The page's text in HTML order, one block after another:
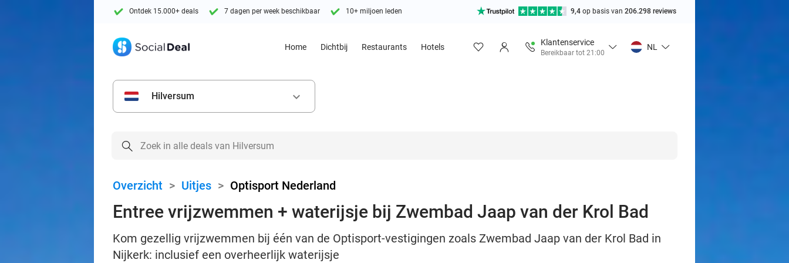
Ontdek 15.000+ deals 7 dagen per week beschikbaar 10+ miljoen leden 9,4 op basis van 206.298 reviews
Home Dichtbij Restaurants Hotels
Klantenservice
Bereikbaar tot 21:00
NL
Hilversum keyboard_arrow_down
Overzicht > Uitjes > Optisport Nederland
Entree vrijzwemmen + waterijsje bij Zwembad Jaap van der Krol Bad
Kom gezellig vrijzwemmen bij één van de Optisport-vestigingen zoals Zwembad Jaap van der Krol Bad in
Nijkerk: inclusief een overheerlijk waterijsje